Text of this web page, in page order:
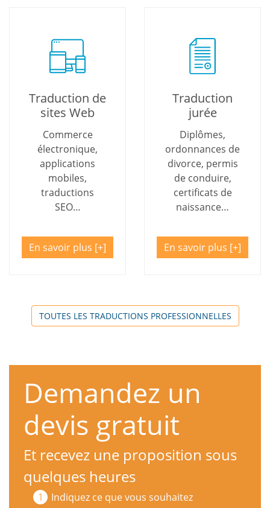
Traduction de
sites Web
Commerce
électronique,
applications
mobiles,
traductions
SEO…
En savoir plus
Traduction
jurée
Diplômes,
ordonnances de
divorce, permis
de conduire,
certificats de
naissance…
En savoir plus
TOUTES LES TRADUCTIONS PROFESSIONNELLES
Demandez un
devis gratuit
Et recevez une proposition sous
quelques heures
Indiquez ce que vous souhaitez